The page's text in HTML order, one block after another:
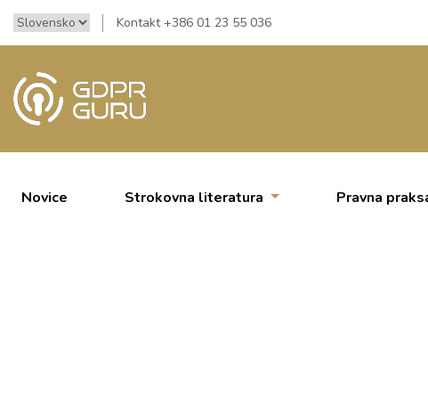
Kontakt +386 01 23 55 036
Novice Strokovna literatura Pravna